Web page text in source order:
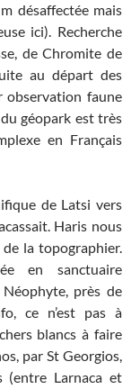
désaffectée mais
ici). Recherche
de Chromite de
au départ des
observation faune
géopark est très
en Français
de Latsi vers
Haris nous
la topographier.
en sanctuaire
près de
ce n’est pas à
blancs à faire
par St Georgios,
(entre Larnaca et